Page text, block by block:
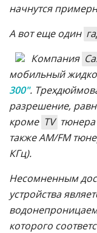
начнутся
А вот еще один
Компания
мобильный
300".
разрешение,
кроме TV тюнера
также AM/FM
КГц).
Несомненным
устройства
которого